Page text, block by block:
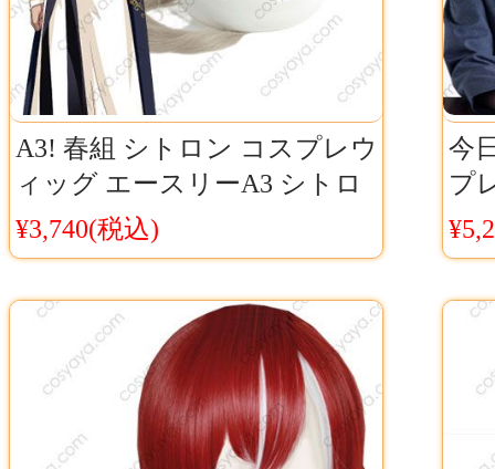
A3! 春組 シトロン コスプレウ
ィッグ エースリーA3 シトロ
ン ウィッグ コスチューム ​激
安
¥3,740(税込)
今
プ
赤